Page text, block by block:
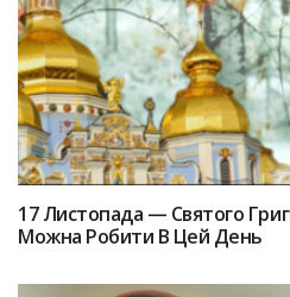
17 Лиcтопада — Святoго
Можна Poбити В Цей Дeнь